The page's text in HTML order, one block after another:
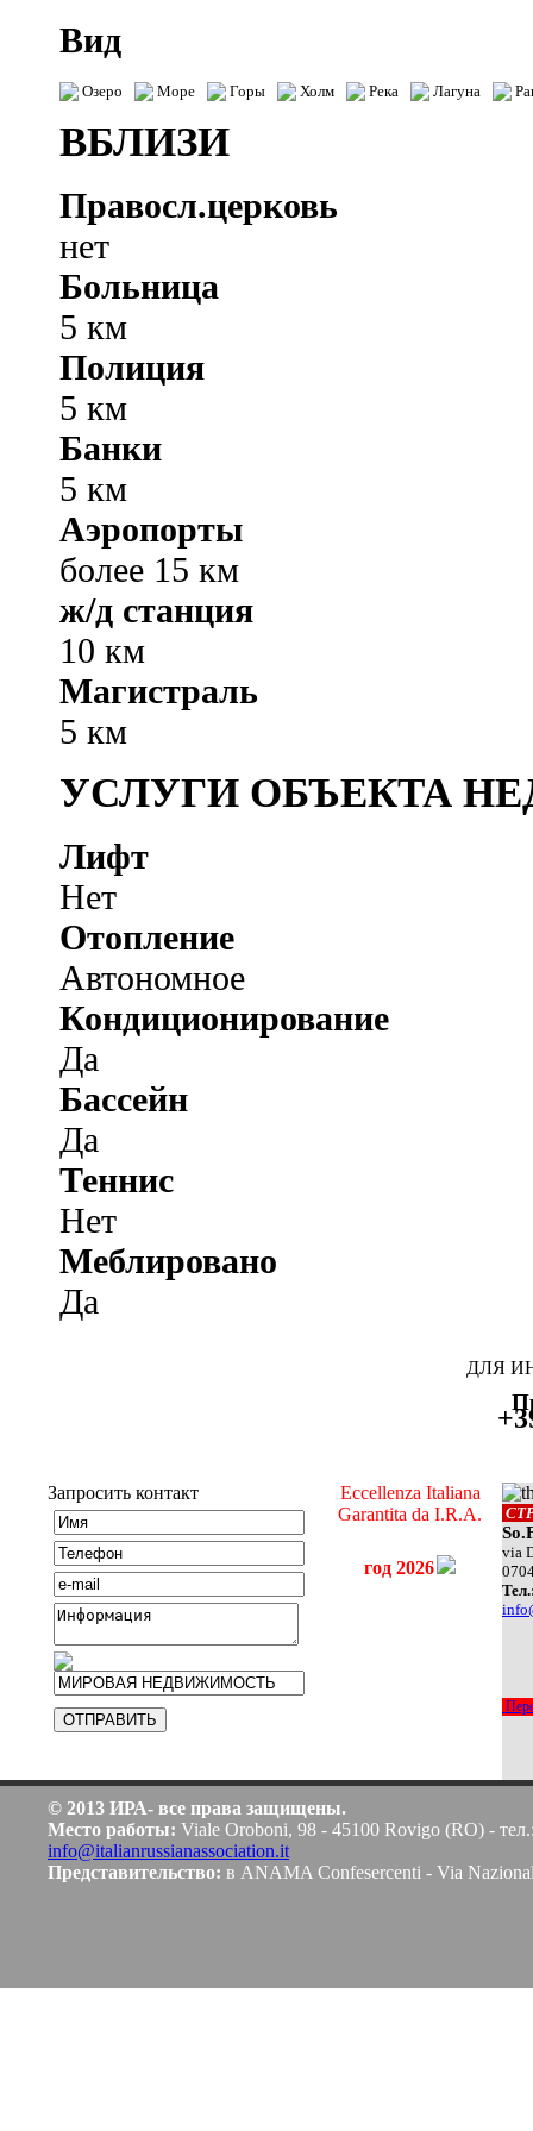
Вид
Озеро Море Горы Холм Река Лагуна
ВБЛИЗИ
Правосл.церковь
нет
Больница
5 км
Полиция
5 км
Банки
5 км
Аэропорты
более 15 км
ж/д станция
10 км
Магистраль
5 км
УСЛУГИ ОБЪЕКТА
Лифт
Нет
Отопление
Автономное
Кондиционирование
Да
Бассейн
Да
Теннис
Нет
Меблировано
Да
ДЛЯ
Запросить контакт
Eccellenza Italiana
Garantita da I.R.A.
год 2026
via
© 2013 ИРА- все права защищены.
Место работы: Viale Oroboni, 98 - 45100 Rovigo (RO) -
info@italianrussianassociation.it
Представительство: в ANAMA Confesercenti - Via